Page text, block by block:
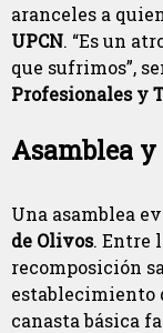
aranceles a
UPCN. “Es un
que sufrimos”,
Profesionales y
Asamblea
Una asamblea
de Olivos. Entre
recomposición
establecimiento
canasta básica